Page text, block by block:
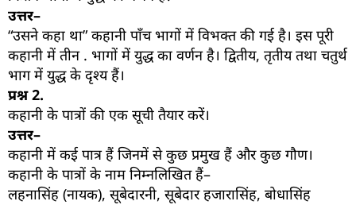
उत्तर–
“उसने कहा था” कहानी पाँच भागों में विभक्त की गई है। इस पूरी
कहानी में तीन . भागों में युद्ध का वर्णन है। द्वितीय, तृतीय तथा चतुर्थ
भाग में युद्ध के दृश्य हैं।
प्रश्न2.
कहानी के पात्रों की एक सूची तैयार करें।
उत्तर–
कहानी में कई पात्र हैं जिनमें से कुछ प्रमुख हैं और कुछ गौण।
कहानी के पात्रों के नाम निम्नलिखित हैं–
लहनासिंह (नायक), सूबेदारनी, सूबेदार हजारासिंह, बोधासिंह